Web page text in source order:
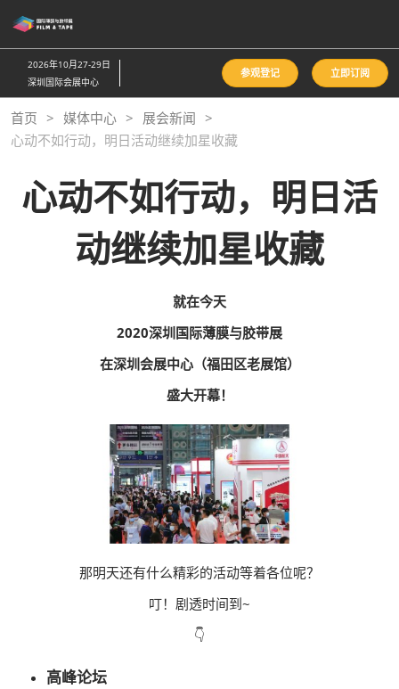
接
跳
至
内
容
2026年10月27-29日
深圳国际会展中心
参观登记 立即订阅
首页 媒体中心
展会新闻
心动不如行动，明日活动继续加星收藏
心动不如行动，明日活
动继续加星收藏
就在今天
2020深圳国际薄膜与胶带展
在深圳会展中心（福田区老展馆）
盛大开幕！
那明天还有什么精彩的活动等着各位呢？
叮！剧透时间到~
👇
高峰论坛